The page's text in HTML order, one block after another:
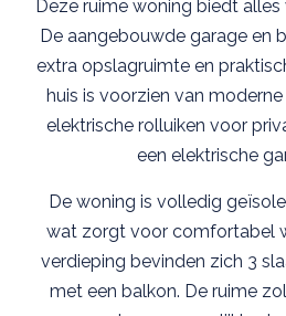
Deze ruime woning biedt
De aangebouwde garage en
extra opslagruimte en
huis is voorzien van
elektrische rolluiken voor
een elektrische
De woning is volledig
wat zorgt voor comfortabel
verdieping bevinden zich 3
met een balkon. De ruime